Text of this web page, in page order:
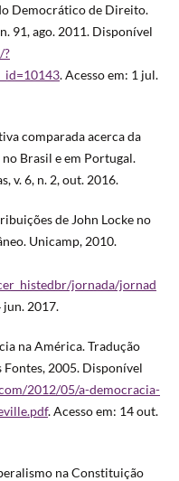
Democrático de Direito.
91, ago. 2011. Disponível
?
. Acesso em: 1 jul.
comparada acerca da
Brasil e em Portugal.
v. 6, n. 2, out. 2016.
de John Locke no
Unicamp, 2010.
jornada/jornad
jun. 2017.
na América. Tradução
2005. Disponível
2012/05/a-democracia-
. Acesso em: 14 out.
na Constituição